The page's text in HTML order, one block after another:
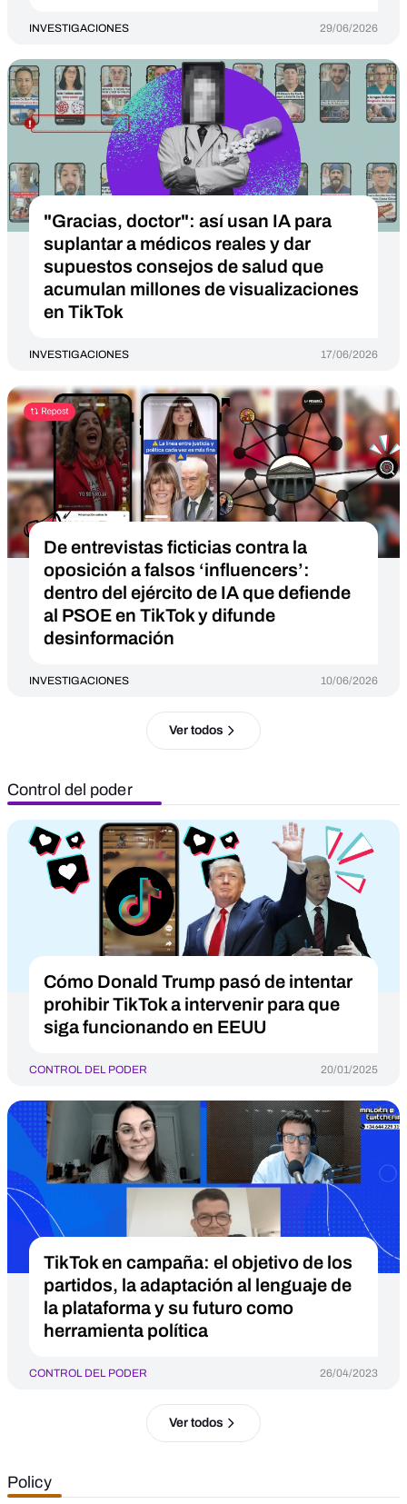
INVESTIGACIONES 29/06/2026
"Gracias, doctor": así usan IA para
suplantar a médicos reales y dar
supuestos consejos de salud que
acumulan millones de visualizaciones
en TikTok
INVESTIGACIONES 17/06/2026
De entrevistas ficticias contra la
oposición a falsos ‘influencers’:
dentro del ejército de IA que defiende
al PSOE en TikTok y difunde
desinformación
INVESTIGACIONES 10/06/2026
Ver todos
Control del poder
Cómo Donald Trump pasó de intentar
prohibir TikTok a intervenir para que
siga funcionando en EEUU
CONTROL DEL PODER 20/01/2025
TikTok en campaña: el objetivo de los
partidos, la adaptación al lenguaje de
la plataforma y su futuro como
herramienta política
CONTROL DEL PODER 26/04/2023
Ver todos
Policy